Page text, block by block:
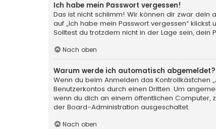
Ich habe mein Passwort vergessen!
Das ist nicht schlimm! Wir können dir zwar
auf „Ich habe mein Passwort vergessen“
Solltest du trotzdem nicht in der Lage sein,
Nach oben
Warum werde ich automatisch abgemeldet?
Wenn du beim Anmelden das Kontrollkästchen
Benutzerkontos durch einen Dritten. Um
wenn du dich an einem öffentlichen Computer,
der Board-Administration ausgeschaltet.
Nach oben